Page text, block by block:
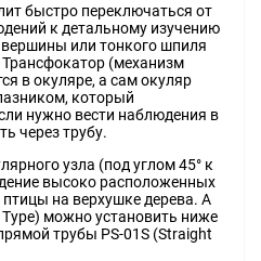
быстро переключаться от
к детальному изучению
или тонкого шпиля
(механизм
в окуляре, а сам окуляр
который
нужно вести наблюдения в
через трубу.
узла (под углом 45° к
высоко расположенных
на верхушке дерева. А
Type) можно установить ниже
трубы PS-01S (Straight